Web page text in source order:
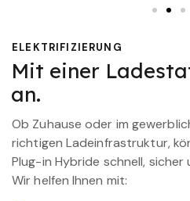
ELEKTRIFIZIERUNG
Mit einer
an.
Ob Zuhause oder im
richtigen Ladeinfrastruktur,
Plug-in Hybride schnell,
Wir helfen Ihnen mit: